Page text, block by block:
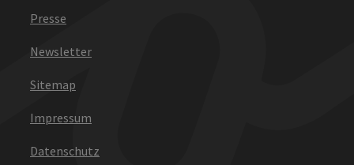
Presse
Newsletter
Sitemap
Impressum
Datenschutz